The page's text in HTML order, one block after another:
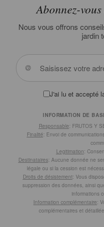
Abonnez-
Nous vous offrons
jardin
J'ai lu et accepté
INFORMATION DE
Responsable: FRUTOS Y
Finalité: Envoi de
Legitimation:
Destinataires: Aucune donnée ne
légale ou si la cession est
Droits de désistement: Vous
suppression des données, ainsi
informations
Information complémentaire:
complémentaires et